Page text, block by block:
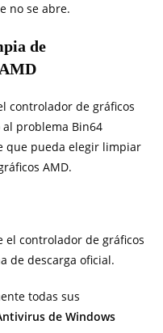
no se abre.
de
controlador de gráficos
problema Bin64
que pueda elegir limpiar
AMD.
el controlador de gráficos
de descarga oficial.
todas sus
de Windows